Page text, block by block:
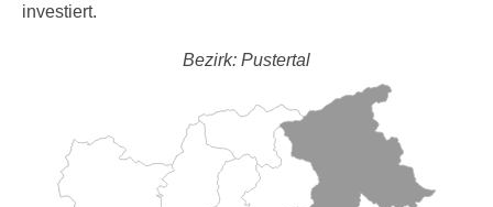
investiert.
Bezirk: Pustertal